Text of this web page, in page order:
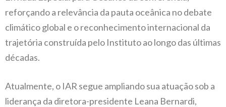
reforçando a relevância da pauta oceânica no debate
climático global e o reconhecimento internacional da
trajetória construída pelo Instituto ao longo das últimas
décadas.
Atualmente, o IAR segue ampliando sua atuação sob a
liderança da diretora-presidente Leana Bernardi,